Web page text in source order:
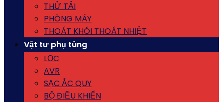
THỬ TẢI
PHÒNG MÁY
THOÁT KHÓI THOÁT NHIỆT
Vật tư phụ tùng
LỌC
AVR
SẠC ẮC QUY
BỘ ĐIỀU KHIỂN